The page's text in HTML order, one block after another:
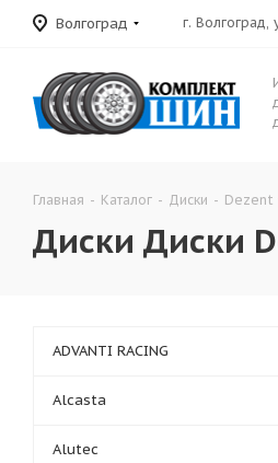
Волгоград г. Волгоград,
Главная - Каталог - Диски - Dezent
Диски Диски
ADVANTI RACING
Alcasta
Alutec